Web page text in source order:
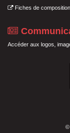
Fiches de
Accéder aux logos,
©